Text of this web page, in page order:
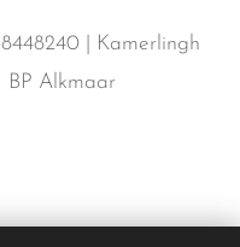
| Kamerlingh
BP Alkmaar